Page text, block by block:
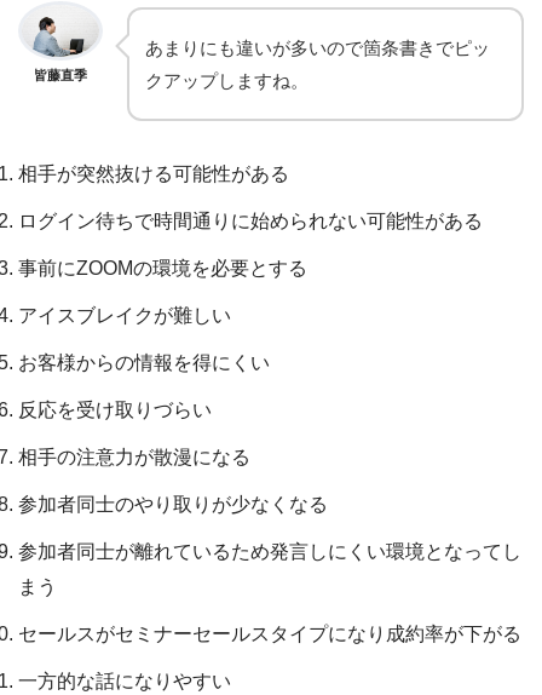
皆藤直季
あまりにも違いが多いので箇条書きでピッ
クアップしますね。
相手が突然抜ける可能性がある
ログイン待ちで時間通りに始められない可能性がある
事前にZOOMの環境を必要とする
アイスブレイクが難しい
お客様からの情報を得にくい
反応を受け取りづらい
相手の注意力が散漫になる
参加者同士のやり取りが少なくなる
参加者同士が離れているため発言しにくい環境となってし
まう
セールスがセミナーセールスタイプになり成約率が下がる
一方的な話になりやすい